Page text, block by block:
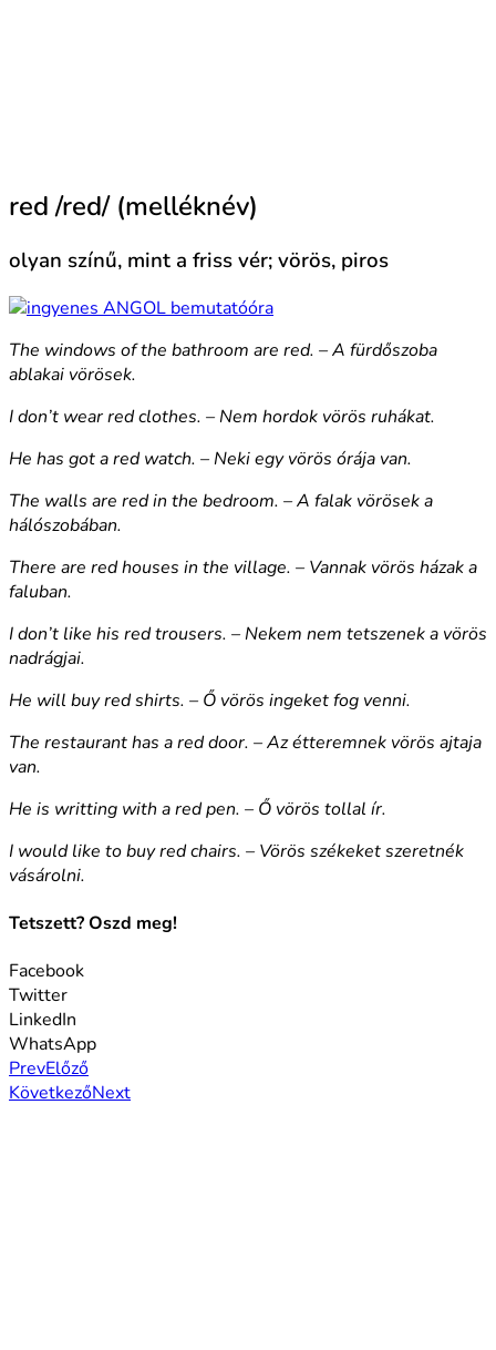
red /red/ (melléknév)
olyan színű, mint a friss vér; vörös, piros
The windows of the bathroom are red. – A fürdőszoba
ablakai vörösek.
I don’t wear red clothes. – Nem hordok vörös ruhákat.
He has got a red watch. – Neki egy vörös órája van.
The walls are red in the bedroom. – A falak vörösek a
hálószobában.
There are red houses in the village. – Vannak vörös házak a
faluban.
I don’t like his red trousers. – Nekem nem tetszenek a vörös
nadrágjai.
He will buy red shirts. – Ő vörös ingeket fog venni.
The restaurant has a red door. – Az étteremnek vörös ajtaja
van.
He is writting with a red pen. – Ő vörös tollal ír.
I would like to buy red chairs. – Vörös székeket szeretnék
vásárolni.
Tetszett? Oszd meg!
Facebook
Twitter
LinkedIn
WhatsApp
PrevElőző
KövetkezőNext